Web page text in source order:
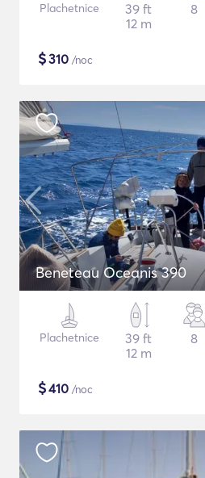
Plachetnice
39 ft
12 m
8
$310 /noc
Beneteau Oceanis 390
Plachetnice
39 ft
12 m
8
$410 /noc